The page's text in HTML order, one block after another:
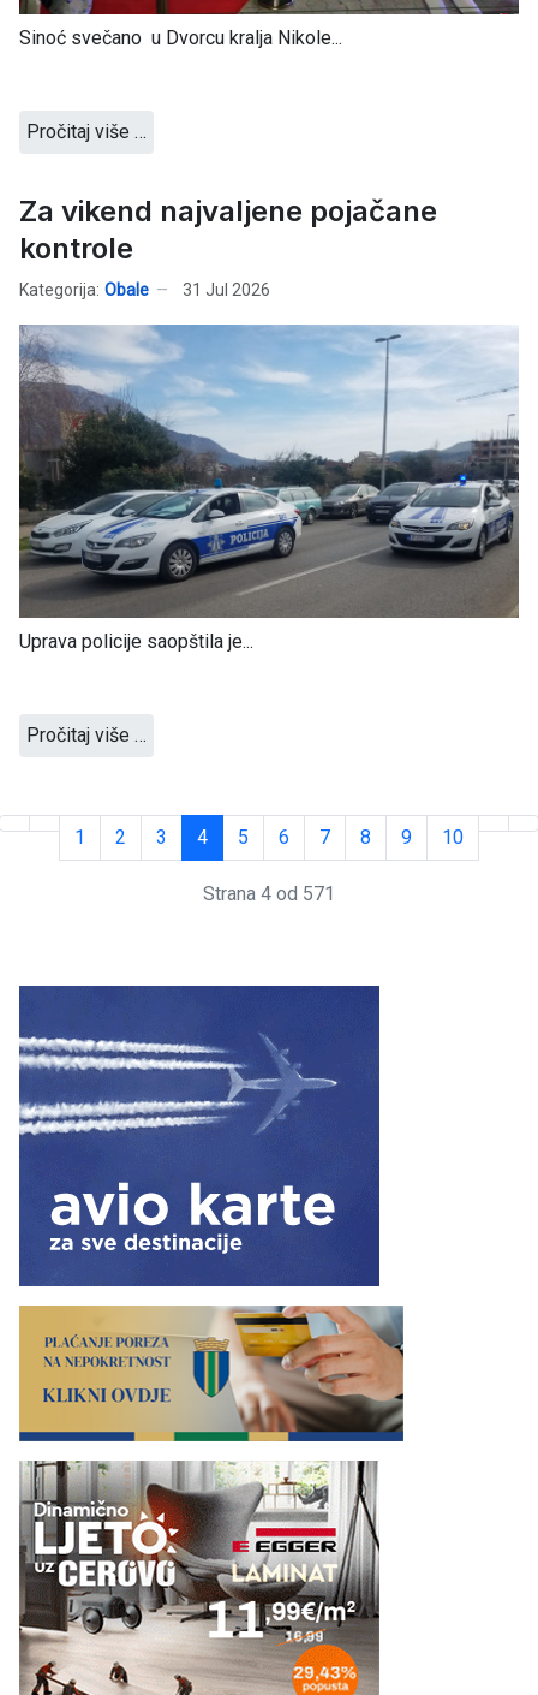
Sinoć svečano u Dvorcu kralja Nikole...
Pročitaj više …
Za vikend najvaljene pojačane
kontrole
Kategorija: Obale 31 Jul 2026
Uprava policije saopštila je...
Pročitaj više …
1 2 3 4 5 6 7 8 9 10
Strana 4 od 571